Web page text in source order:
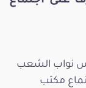
نواب الشعب
ماي 2026 على اجتماع مكتب